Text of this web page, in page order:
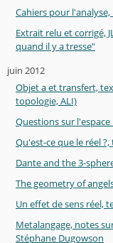
Cahiers pour
Extrait relu et corrigé,
quand il y a tresse"
juin 2012
Objet a et transfert,
topologie, ALI)
Questions sur
Qu'est-ce que le réel
Dante and the 3-
The geometry of
Un effet de sens réel,
Metalangage, notes
Stéphane Dugowson